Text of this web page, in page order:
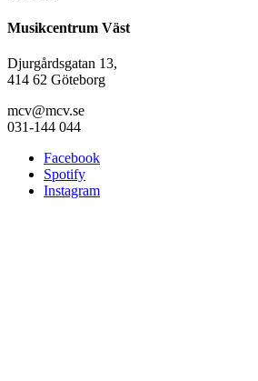
Musikcentrum Väst
Djurgårdsgatan 13,
414 62 Göteborg
mcv@mcv.se
031-144 044
Facebook
Spotify
Instagram